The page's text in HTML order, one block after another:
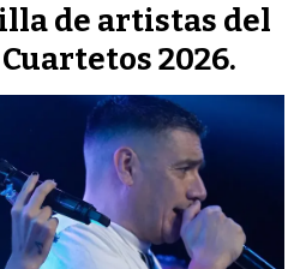
de artistas del
2026.